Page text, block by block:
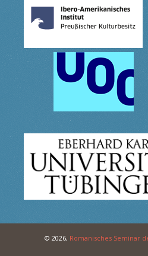
© 2026, Romanisches Seminar